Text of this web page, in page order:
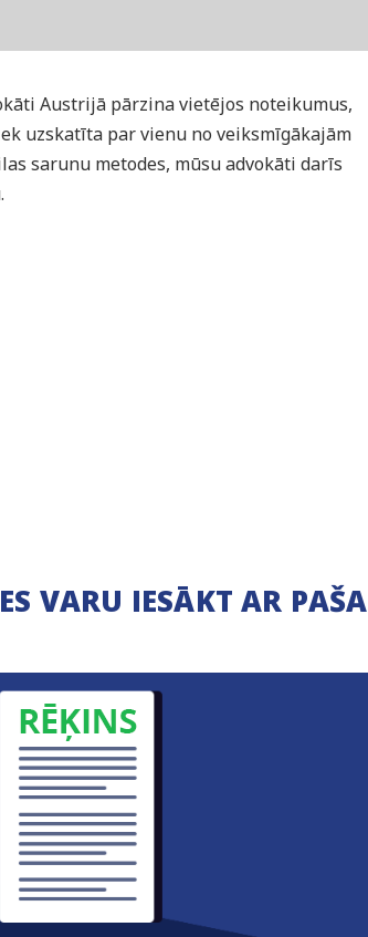
Austrijā pārzina vietējos noteikumus,
uzskatīta par vienu no veiksmīgākajām
sarunu metodes, mūsu advokāti darīs
VARU IESĀKT AR PAŠA